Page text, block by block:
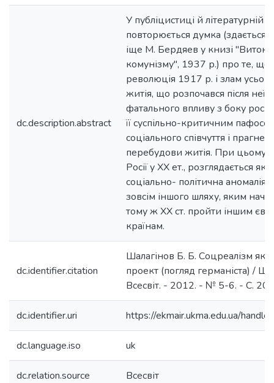
dc.description.abstract
У публіцистиці й літературній
повторюється думка (здається,
іще М. Бердяев у книзі "Витоки
комунізму", 1937 р.) про те,
революція 1917 р. і злам
житія, що розпочався після неї,
фатального впливу з боку
її суспільно-критичним
соціального співчуття і
перебудови житія. При цьому
Росії у XX ет., розглядається
соціально- політична аномалія,
зовсім іншого шляху, яким
тому ж XX ст. пройти іншим
країнам.
dc.identifier.citation
Шалагінов Б. Б. Соцреалізм як
проект (погляд германіста) /
Всесвіт. - 2012. - № 5-6. - С.
dc.identifier.uri https://ekmair.ukma.edu.ua/
dc.language.iso uk
dc.relation.source Всесвіт